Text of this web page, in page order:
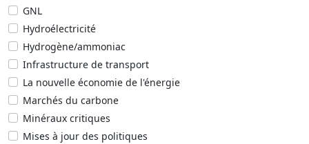
GNL
Hydroélectricité
Hydrogène/ammoniac
Infrastructure de transport
La nouvelle économie de l'énergie
Marchés du carbone
Minéraux critiques
Mises à jour des politiques